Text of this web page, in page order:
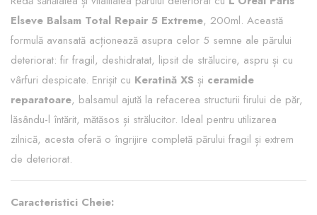
Elseve Balsam Total Repair 5 Extreme, 200ml. Această
formulă avansată acționează asupra celor 5 semne ale părului
deteriorat: fir fragil, deshidratat, lipsit de strălucire, aspru și cu
vârfuri despicate. Enrișit cu Keratină XS și ceramide
reparatoare, balsamul ajută la refacerea structurii firului de păr,
lăsându-l întărit, mătăsos și strălucitor. Ideal pentru utilizarea
zilnică, acesta oferă o îngrijire completă părului fragil și extrem
de deteriorat.
Caracteristici Cheie: